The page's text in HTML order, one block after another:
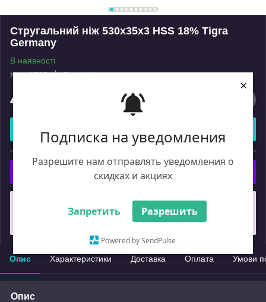
Подписка на уведомления
Разрешите нам отправлять уведомления о
скидках и акциях
Запретить Разрешить
Powered by SendPulse
×
Стругальний ніж 530x35x3 HSS 18% Tigra
Germany
В наявності
Код: 2515
Роздріб
4 015
Купити з
Замовлення під захистом
Опис Характеристики Доставка Оплата Умови
Опис